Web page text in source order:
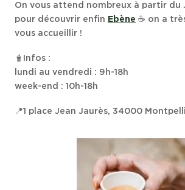
On vous attend nombreux à partir du
pour découvrir enfin Ebène ☕️ on a
vous accueillir !
🧋Infos :
lundi au vendredi : 9h-18h
week-end : 10h-18h
📍1 place Jean Jaurès, 34000